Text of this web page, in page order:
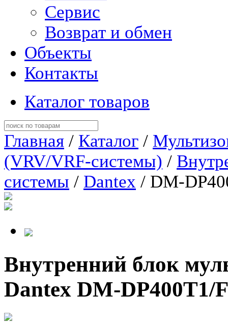
Сервис
Возврат и обмен
Объекты
Контакты
Каталог товаров
Главная / Каталог /
(VRV/VRF-системы) /
системы / Dantex / DM-
Внутренний блок
Dantex DM-DP400T1/F